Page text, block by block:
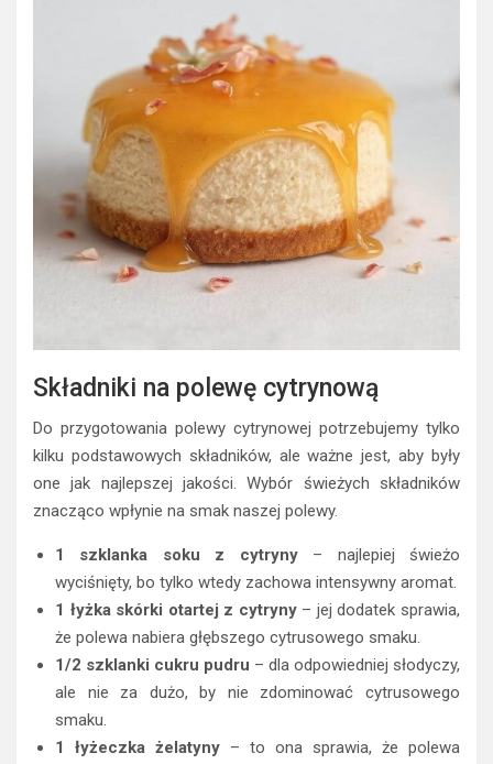
Składniki na polewę cytrynową
Do przygotowania polewy cytrynowej potrzebujemy tylko
kilku podstawowych składników, ale ważne jest, aby były
one jak najlepszej jakości. Wybór świeżych składników
znacząco wpłynie na smak naszej polewy.
1 szklanka soku z cytryny– najlepiej świeżo
wyciśnięty, bo tylko wtedy zachowa intensywny aromat.
1 łyżka skórki otartej z cytryny– jej dodatek sprawia,
że polewa nabiera głębszego cytrusowego smaku.
1/2 szklanki cukru pudru – dla odpowiedniej słodyczy,
ale nie za dużo, by nie zdominować cytrusowego
smaku.
1 łyżeczka żelatyny – to ona sprawia, że polewa